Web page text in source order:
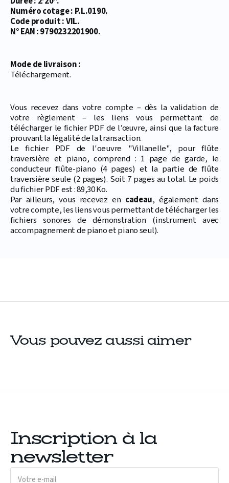
Numéro cotage : P.L.0190.
Code produit : VIL.
N° EAN : 9790232201900.
Mode de livraison :
Téléchargement.
Vous recevez dans votre compte – dès la validation de
votre règlement – les liens vous permettant de
télécharger le fichier PDF de l’œuvre, ainsi que la facture
prouvant la légalité de la transaction.
Le fichier PDF de l'oeuvre "Villanelle", pour flûte
traversière et piano, comprend : 1 page de garde, le
conducteur flûte-piano (4 pages) et la partie de flûte
traversière seule (2 pages). Soit 7 pages au total. Le poids
du fichier PDF est : 89,30 Ko.
Par ailleurs, vous recevez en cadeau, également dans
votre compte, les liens vous permettant de télécharger les
fichiers sonores de démonstration (instrument avec
accompagnement de piano et piano seul).
Vous pouvez aussi aimer
Inscription à la
newsletter
Votre